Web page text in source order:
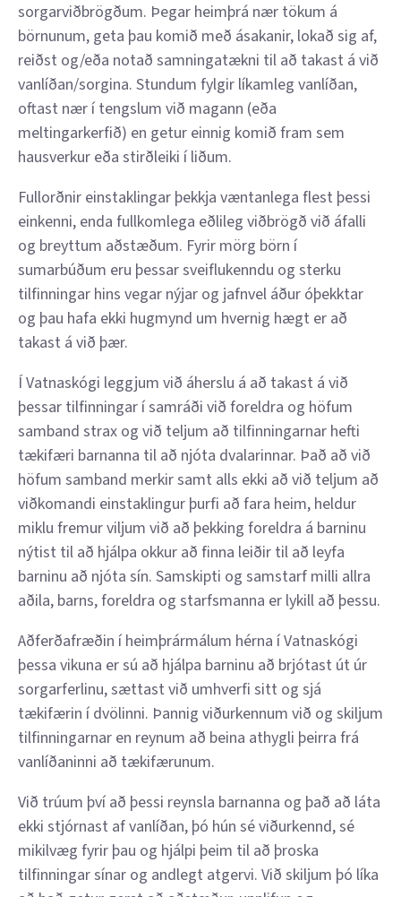
sorgarviðbrögðum. Þegar heimþrá nær tökum á
börnunum, geta þau komið með ásakanir, lokað sig af,
reiðst og/eða notað samningatækni til að takast á við
vanlíðan/sorgina. Stundum fylgir líkamleg vanlíðan,
oftast nær í tengslum við magann (eða
meltingarkerfið) en getur einnig komið fram sem
hausverkur eða stirðleiki í liðum.
Fullorðnir einstaklingar þekkja væntanlega flest þessi
einkenni, enda fullkomlega eðlileg viðbrögð við áfalli
og breyttum aðstæðum. Fyrir mörg börn í
sumarbúðum eru þessar sveiflukenndu og sterku
tilfinningar hins vegar nýjar og jafnvel áður óþekktar
og þau hafa ekki hugmynd um hvernig hægt er að
takast á við þær.
Í Vatnaskógi leggjum við áherslu á að takast á við
þessar tilfinningar í samráði við foreldra og höfum
samband strax og við teljum að tilfinningarnar hefti
tækifæri barnanna til að njóta dvalarinnar. Það að við
höfum samband merkir samt alls ekki að við teljum að
viðkomandi einstaklingur þurfi að fara heim, heldur
miklu fremur viljum við að þekking foreldra á barninu
nýtist til að hjálpa okkur að finna leiðir til að leyfa
barninu að njóta sín. Samskipti og samstarf milli allra
aðila, barns, foreldra og starfsmanna er lykill að þessu.
Aðferðafræðin í heimþrármálum hérna í Vatnaskógi
þessa vikuna er sú að hjálpa barninu að brjótast út úr
sorgarferlinu, sættast við umhverfi sitt og sjá
tækifærin í dvölinni. Þannig viðurkennum við og skiljum
tilfinningarnar en reynum að beina athygli þeirra frá
vanlíðaninni að tækifærunum.
Við trúum því að þessi reynsla barnanna og það að láta
ekki stjórnast af vanlíðan, þó hún sé viðurkennd, sé
mikilvæg fyrir þau og hjálpi þeim til að þroska
tilfinningar sínar og andlegt atgervi. Við skiljum þó líka